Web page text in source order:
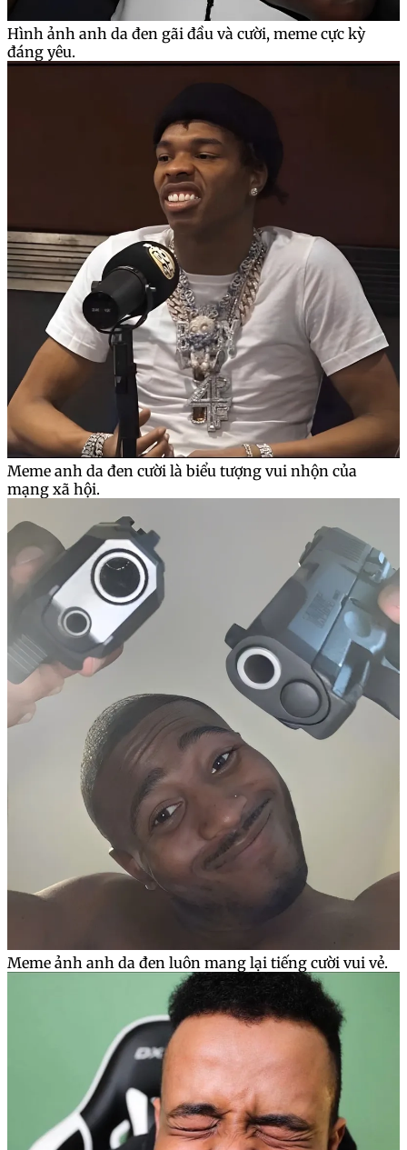
Hình ảnh anh da đen gãi đầu và cười, meme cực kỳ
đáng yêu.
Meme anh da đen cười là biểu tượng vui nhộn của
mạng xã hội.
Meme ảnh anh da đen luôn mang lại tiếng cười vui vẻ.